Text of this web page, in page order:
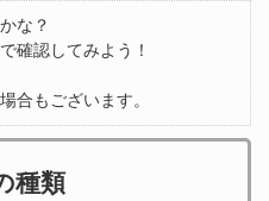
な？
確認してみよう！
合もございます。
種類